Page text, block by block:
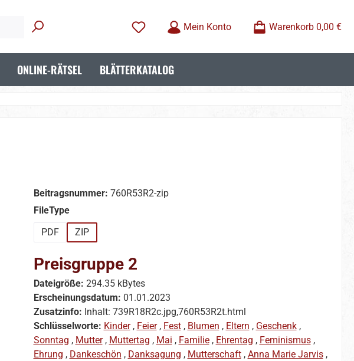
Mein Konto
Warenkorb 0,00 €
ONLINE-RÄTSEL BLÄTTERKATALOG
Beitragsnummer: 760R53R2-zip
FileTypeauswählen
PDF
ZIP
Preisgruppe 2
Dateigröße: 294.35 kBytes
Erscheinungsdatum: 01.01.2023
Zusatzinfo: Inhalt: 739R18R2c.jpg,760R53R2t.html
Schlüsselworte: Kinder, Feier, Fest, Blumen , Eltern , Geschenk,
Sonntag , Mutter, Muttertag , Mai , Familie, Ehrentag , Feminismus,
Ehrung , Dankeschön , Danksagung , Mutterschaft, Anna Marie Jarvis,